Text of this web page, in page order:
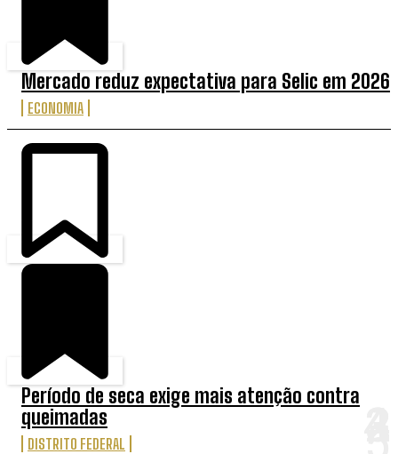
Mercado reduz expectativa para Selic em 2026
ECONOMIA
Período de seca exige mais atenção contra
queimadas
DISTRITO FEDERAL